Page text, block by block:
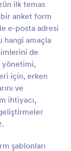
ilk temas
bir anket form
e-posta adresi
hangi amaçla
de
yönetimi,
için, erken
ve
ihtiyacı,
şablonları